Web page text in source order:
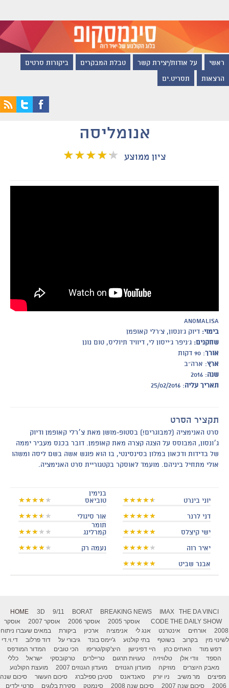
ראשי על אודות/יצירת קשר טבלת המבקרים ביקורות סרטים
הרצאות תסריט.ים
אנומליסה
ציון ממוצע
Anomalisa
בימוי: דיוק ג׳ונסון, צ׳רלי קאופמן
שחקנים: ג׳ניפר ג׳ייסון לי, דיוויד תיוליס, טום נונן
אורך: 90 דקות
ארץ: ארה״ב
שנה: 2016
תאריך עליה: 25/02/2016
תקציר הסרט
סרט האנימציה (למבוגרים!) בסטופ-מושן מאת צ׳רלי קאופמן ודיוק
ג׳ונסון, המבוסס על הצגה קצרה מאת קאופמן. דובר בכנס מעביר יממה
של בדידות ודכאון במלון בסינסינטי, בו הוא פוגש אשה בשם ליסה ומשהו
אולי מתחיל ביניהם. מועמד לאוסקר בקטגוריית סרט האנימציה.
יוני בינרט
בנימין
טוביאס
דני לרנר אור סיגולי
ישי קיצלס
תומר
קמרלינג
יאיר רוה נעמה רק
אבנר שביט
HOME 3D 9/11 BORAT BREAKING NEWS IMAX
THE DA VINCI
CODE THE DAILY SHOW אוסקר 2005 אוסקר 2006 אוסקר 2007
אוסקר
2008
אורחים אינטרנט אנג לי אנימציה ארכיון ביקורת
במאים שעברו ניתוח
לשינוי מין
בקרוב בשוטף בתי קולנוע ג'יימס בונד גיבורי על דוד פרלוב
די.וי.די
דפש מוד
האחים כהן היי דפינישן היצ'קוק/טריפו הכי טובים
המדור המודפס
הספד
וודי אלן טלוויזיה טעויות תרגום טריילרים טרקובסקי ישראל
כללי
מאבק היוצרים
מוזיקה מועדון הגנוזים מועדון הגנוזים 2007
מועצת הקולנוע
מפיצים
מר משיב ניו יורק סאנדאנס סטיבן ספילברג סיכום העשור
סיכום שנה
2006
סיכום שנה 2007 סיכום שנה 2008 סינמטק סקירת בלוגים סרטי ילדים